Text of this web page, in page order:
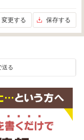
変更する 保存する
送る